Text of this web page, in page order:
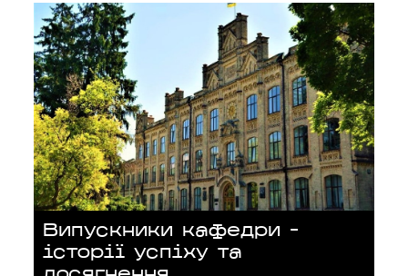
Випускники кафедри –
історії успіху та